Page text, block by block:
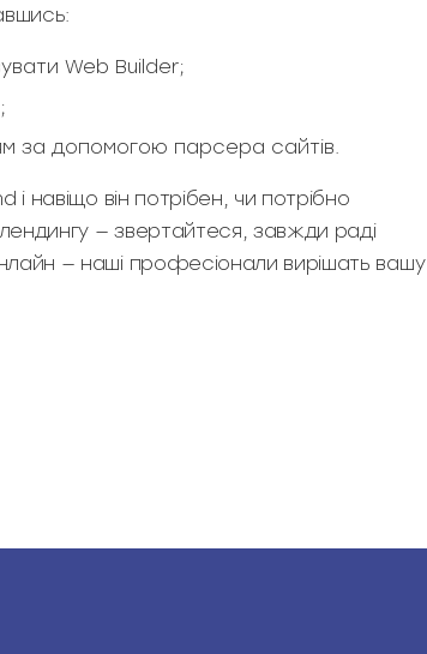
Web Builder;
за допомогою парсера сайтів.
навіщо він потрібен, чи потрібно
— звертайтеся, завжди раді
— наші професіонали вирішать вашу